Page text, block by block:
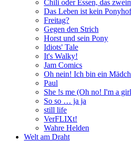
Chili oder Essen, das
Das Leben ist kein Ponyhof
Freitag?
Gegen den Strich
Horst und sein Pony
Idiots' Tale
It's Walky!
Jam Comics
Oh nein! Ich bin ein
Paul
She !s me (Oh no! I'm a
So so … ja ja
still life
VerFLIXt!
Wahre Helden
Welt am Draht